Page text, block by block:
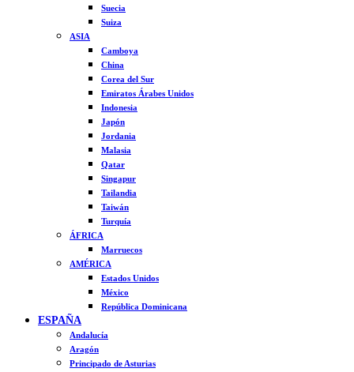
Suecia
Suiza
ASIA
Camboya
China
Corea del Sur
Emiratos Árabes Unidos
Indonesia
Japón
Jordania
Malasia
Qatar
Singapur
Tailandia
Taiwán
Turquía
ÁFRICA
Marruecos
AMÉRICA
Estados Unidos
México
República Dominicana
ESPAÑA
Andalucía
Aragón
Principado de Asturias